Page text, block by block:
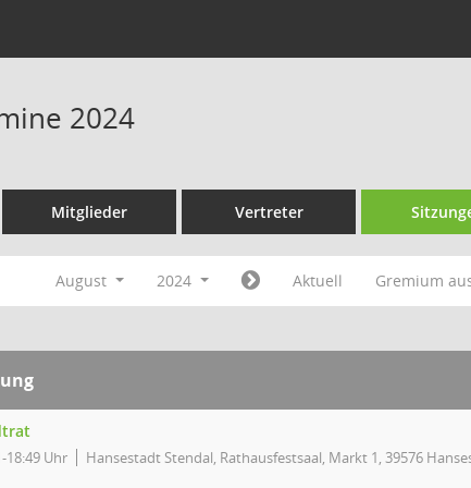
2024
Mitglieder Vertreter
August 2024 Aktuell Gremium
18:49 Uhr Hansestadt Stendal, Rathausfestsaal, Markt 1, 39576